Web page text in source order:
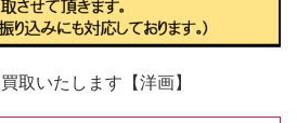
取いたします【洋画】